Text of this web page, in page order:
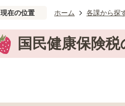
現在の位置 ホーム 各課から探
国民健康保険